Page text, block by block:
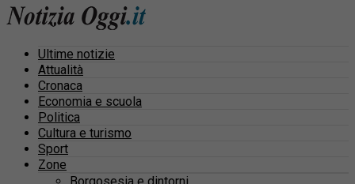
Ultime notizie
Attualità
Cronaca
Economia e scuola
Politica
Cultura e turismo
Sport
Zone